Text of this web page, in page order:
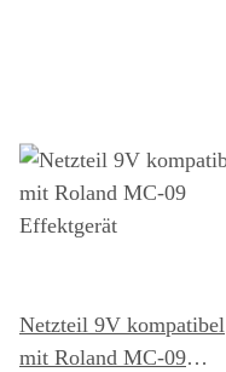
Netzteil 9V kompatibel
mit Roland MC-09